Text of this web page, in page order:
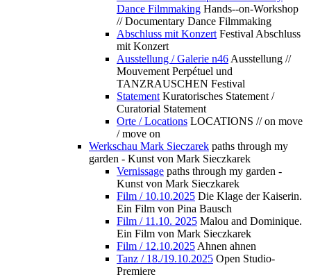
Dance Filmmaking Hands--on-Workshop
// Documentary Dance Filmmaking
Abschluss mit Konzert Festival Abschluss
mit Konzert
Ausstellung / Galerie n46 Ausstellung //
Mouvement Perpétuel und
TANZRAUSCHEN Festival
Statement Kuratorisches Statement /
Curatorial Statement
Orte / Locations LOCATIONS // on move
/ move on
Werkschau Mark Sieczarek paths through my
garden - Kunst von Mark Sieczkarek
Vernissage paths through my garden -
Kunst von Mark Sieczkarek
Film / 10.10.2025 Die Klage der Kaiserin.
Ein Film von Pina Bausch
Film / 11.10. 2025 Malou and Dominique.
Ein Film von Mark Sieczkarek
Film / 12.10.2025 Ahnen ahnen
Tanz / 18./19.10.2025 Open Studio-
Premiere